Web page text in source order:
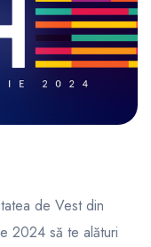
de Vest din
2024 să te alături